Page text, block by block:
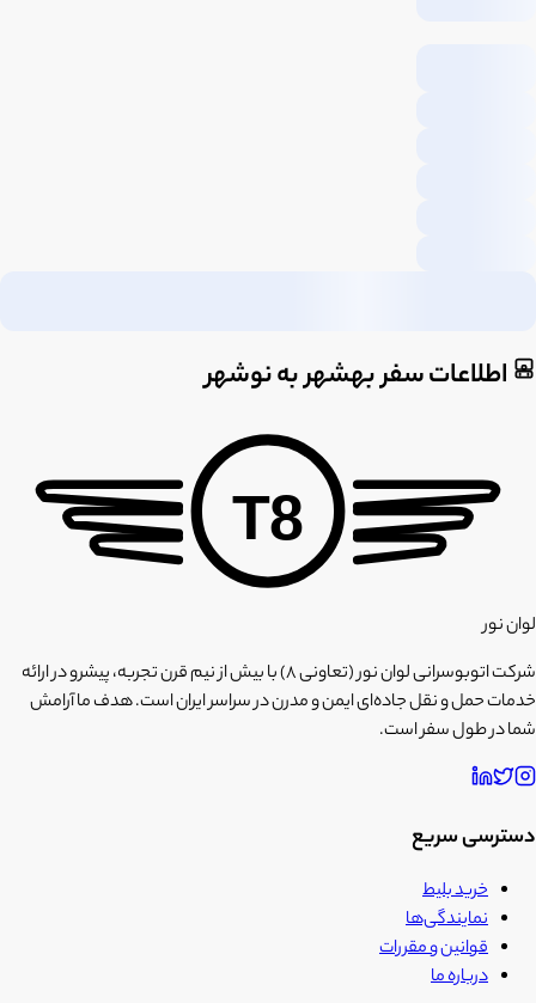
اطلاعات سفر بهشهر به نوشهر
T8
لوان نور
شرکت اتوبوسرانی لوان نور (تعاونی ۸) با بیش از نیم قرن تجربه، پیشرو در ارائه
خدمات حمل و نقل جاده‌ای ایمن و مدرن در سراسر ایران است. هدف ما آرامش
شما در طول سفر است.
دسترسی سریع
خرید بلیط
نمایندگی‌ها
قوانین و مقررات
درباره ما